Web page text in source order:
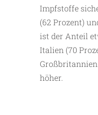
Impfstoffe
(62 Prozent)
ist der Anteil
Italien (70
höher.